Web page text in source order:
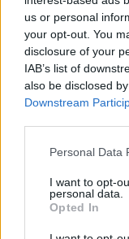
us or personal
your opt-out. You
disclosure of your
IAB’s list of
also be disclosed
Downstream
Personal Data
I want to opt-
personal data.
Opted In
EGYÉB MŰTÁRGY
16693. tétel:
Bálint Endre (1915-